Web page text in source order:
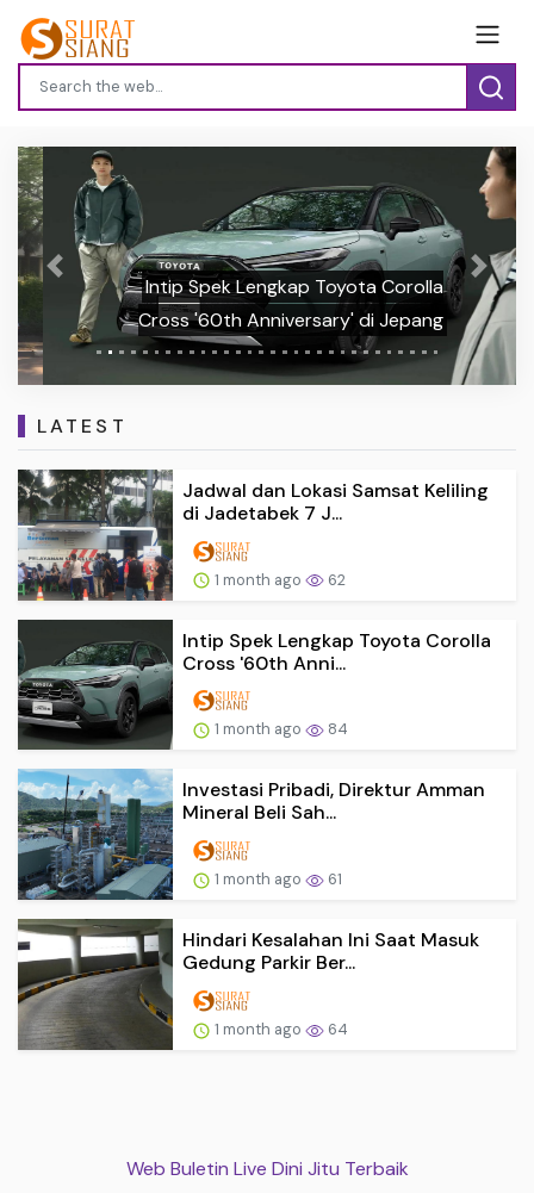
Intip Spek Lengkap Toyota Corolla
Cross '60th Anniversary' di Jepang
Previous Next
LATEST
Jadwal dan Lokasi Samsat Keliling
di Jadetabek 7 J...
1 month ago 62
Intip Spek Lengkap Toyota Corolla
Cross '60th Anni...
1 month ago 84
Investasi Pribadi, Direktur Amman
Mineral Beli Sah...
1 month ago 61
Hindari Kesalahan Ini Saat Masuk
Gedung Parkir Ber...
1 month ago 64
Web Buletin Live Dini Jitu Terbaik